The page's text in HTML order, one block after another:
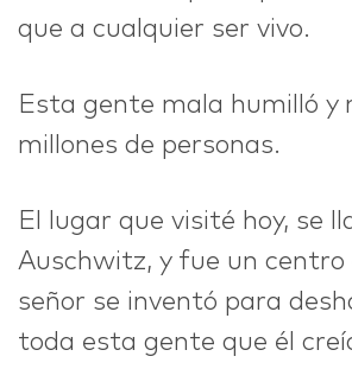
que a cualquier ser vivo.
Esta gente mala humilló y
millones de personas.
El lugar que visité hoy, se
Auschwitz, y fue un centro
señor se inventó para
toda esta gente que él